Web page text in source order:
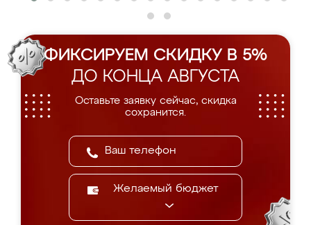
ФИКСИРУЕМ СКИДКУ В 5%
ДО КОНЦА АВГУСТА
Оставьте заявку сейчас, скидка
сохранится.
Желаемый бюджет